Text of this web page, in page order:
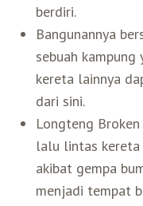
berdiri.
Bangunannya
sebuah
kereta lainnya
dari sini.
Longteng
lalu lintas kereta
akibat gempa
menjadi tempat